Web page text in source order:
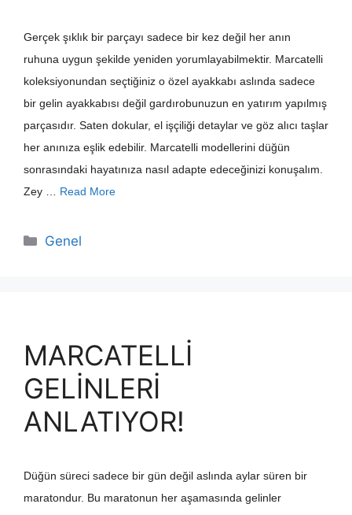
Gerçek şıklık bir parçayı sadece bir kez değil her anın
ruhuna uygun şekilde yeniden yorumlayabilmektir. Marcatelli
koleksiyonundan seçtiğiniz o özel ayakkabı aslında sadece
bir gelin ayakkabısı değil gardırobunuzun en yatırım yapılmış
parçasıdır. Saten dokular, el işçiliği detaylar ve göz alıcı taşlar
her anınıza eşlik edebilir. Marcatelli modellerini düğün
sonrasındaki hayatınıza nasıl adapte edeceğinizi konuşalım.
Zey … Read More
Kategoriler
Genel
MARCATELLİ
GELİNLERİ
ANLATIYOR!
Düğün süreci sadece bir gün değil aslında aylar süren bir
maratondur. Bu maratonun her aşamasında gelinler